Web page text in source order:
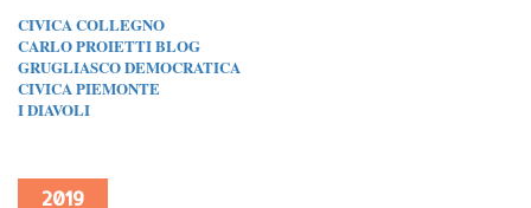
CIVICA COLLEGNO
CARLO PROIETTI BLOG
GRUGLIASCO DEMOCRATICA
CIVICA PIEMONTE
I DIAVOLI
2019